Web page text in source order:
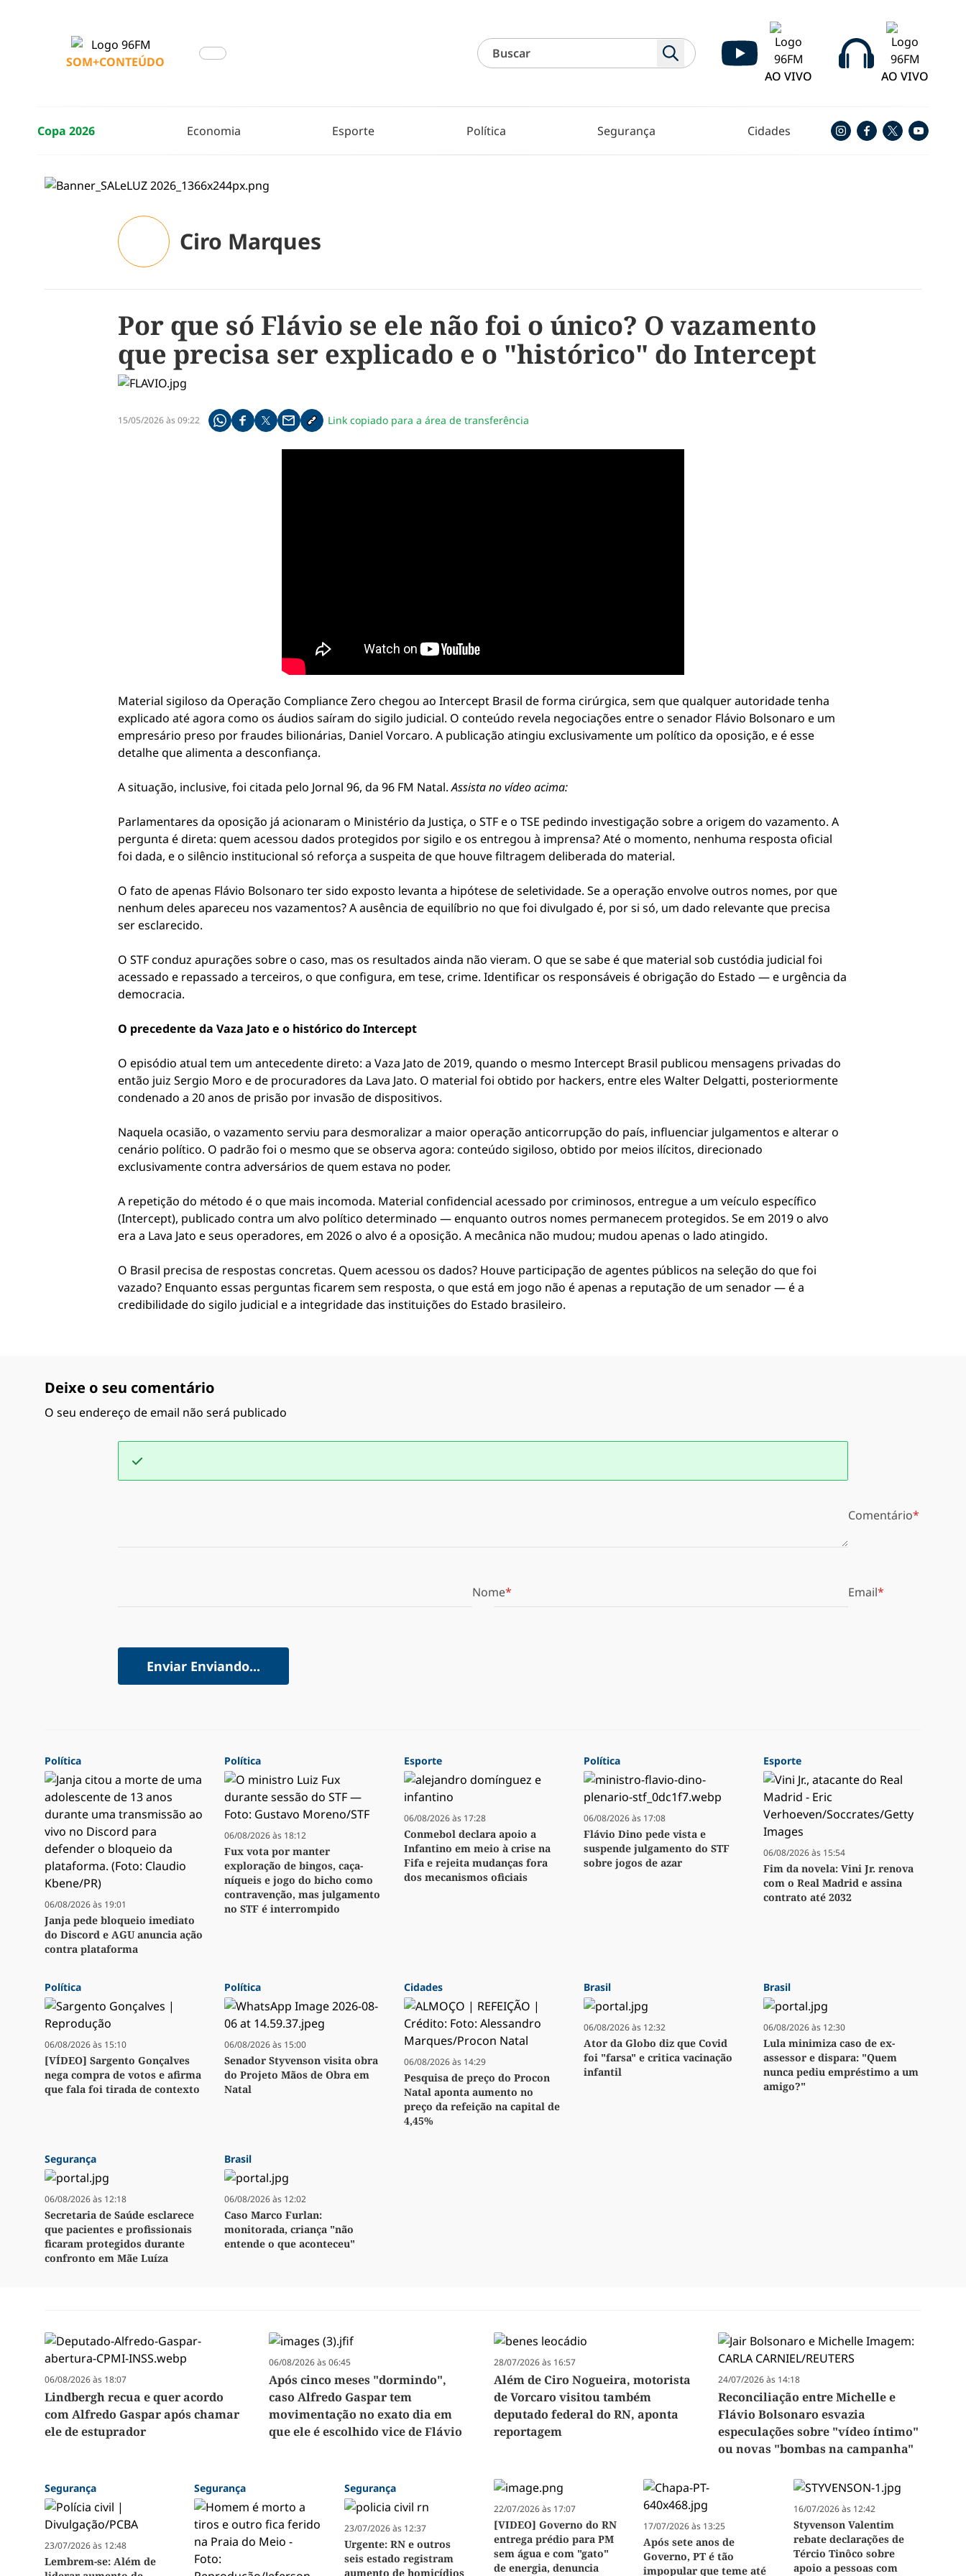
SOM+CONTEÚDO
AO VIVO
AO VIVO
Copa 2026 Economia Esporte Política Segurança Cidades
Ciro Marques
Por que só Flávio se ele não foi o único? O vazamento
que precisa ser explicado e o "histórico" do Intercept
15/05/2026 às 09:22 Compartilhe pelo whatsapp
Compartilhar no facebook
Compartilhar no twitter
Compartilhe pelo email
Copiar link da notícia
Link copiado para a área de transferência
Material sigiloso da Operação Compliance Zero chegou ao Intercept Brasil de forma cirúrgica, sem que qualquer autoridade tenha
explicado até agora como os áudios saíram do sigilo judicial. O conteúdo revela negociações entre o senador Flávio Bolsonaro e um
empresário preso por fraudes bilionárias, Daniel Vorcaro. A publicação atingiu exclusivamente um político da oposição, e é esse
detalhe que alimenta a desconfiança.
A situação, inclusive, foi citada pelo Jornal 96, da 96 FM Natal.Assista no vídeo acima:
Parlamentares da oposição já acionaram o Ministério da Justiça, o STF e o TSE pedindo investigação sobre a origem do vazamento. A
pergunta é direta: quem acessou dados protegidos por sigilo e os entregou à imprensa? Até o momento, nenhuma resposta oficial
foi dada, e o silêncio institucional só reforça a suspeita de que houve filtragem deliberada do material.
O fato de apenas Flávio Bolsonaro ter sido exposto levanta a hipótese de seletividade. Se a operação envolve outros nomes, por que
nenhum deles apareceu nos vazamentos? A ausência de equilíbrio no que foi divulgado é, por si só, um dado relevante que precisa
ser esclarecido.
O STF conduz apurações sobre o caso, mas os resultados ainda não vieram. O que se sabe é que material sob custódia judicial foi
acessado e repassado a terceiros, o que configura, em tese, crime. Identificar os responsáveis é obrigação do Estado — e urgência da
democracia.
O precedente da Vaza Jato e o histórico do Intercept
O episódio atual tem um antecedente direto: a Vaza Jato de 2019, quando o mesmo Intercept Brasil publicou mensagens privadas do
então juiz Sergio Moro e de procuradores da Lava Jato. O material foi obtido por hackers, entre eles Walter Delgatti, posteriormente
condenado a 20 anos de prisão por invasão de dispositivos.
Naquela ocasião, o vazamento serviu para desmoralizar a maior operação anticorrupção do país, influenciar julgamentos e alterar o
cenário político. O padrão foi o mesmo que se observa agora: conteúdo sigiloso, obtido por meios ilícitos, direcionado
exclusivamente contra adversários de quem estava no poder.
A repetição do método é o que mais incomoda. Material confidencial acessado por criminosos, entregue a um veículo específico
(Intercept), publicado contra um alvo político determinado — enquanto outros nomes permanecem protegidos. Se em 2019 o alvo
era a Lava Jato e seus operadores, em 2026 o alvo é a oposição. A mecânica não mudou; mudou apenas o lado atingido.
O Brasil precisa de respostas concretas. Quem acessou os dados? Houve participação de agentes públicos na seleção do que foi
vazado? Enquanto essas perguntas ficarem sem resposta, o que está em jogo não é apenas a reputação de um senador — é a
credibilidade do sigilo judicial e a integridade das instituições do Estado brasileiro.
Deixe o seu comentário
O seu endereço de email não será publicado
Comentário
Nome Email
Enviar Enviando...
Política
06/08/2026 às 19:01
Janja pede bloqueio imediato
do Discord e AGU anuncia ação
contra plataforma
Política
06/08/2026 às 18:12
Fux vota por manter
exploração de bingos, caça-
níqueis e jogo do bicho como
contravenção, mas julgamento
no STF é interrompido
Esporte
06/08/2026 às 17:28
Conmebol declara apoio a
Infantino em meio à crise na
Fifa e rejeita mudanças fora
dos mecanismos oficiais
Política
06/08/2026 às 17:08
Flávio Dino pede vista e
suspende julgamento do STF
sobre jogos de azar
Esporte
06/08/2026 às 15:54
Fim da novela: Vini Jr. renova
com o Real Madrid e assina
contrato até 2032
Política
06/08/2026 às 15:10
[VÍDEO] Sargento Gonçalves
nega compra de votos e afirma
que fala foi tirada de contexto
Política
06/08/2026 às 15:00
Senador Styvenson visita obra
do Projeto Mãos de Obra em
Natal
Cidades
06/08/2026 às 14:29
Pesquisa de preço do Procon
Natal aponta aumento no
preço da refeição na capital de
4,45%
Brasil
06/08/2026 às 12:32
Ator da Globo diz que Covid
foi "farsa" e critica vacinação
infantil
Brasil
06/08/2026 às 12:30
Lula minimiza caso de ex-
assessor e dispara: "Quem
nunca pediu empréstimo a um
amigo?"
Segurança
06/08/2026 às 12:18
Secretaria de Saúde esclarece
que pacientes e profissionais
ficaram protegidos durante
confronto em Mãe Luíza
Brasil
06/08/2026 às 12:02
Caso Marco Furlan:
monitorada, criança "não
entende o que aconteceu"
06/08/2026 às 18:07
Lindbergh recua e quer acordo
com Alfredo Gaspar após chamar
ele de estuprador
06/08/2026 às 06:45
Após cinco meses "dormindo",
caso Alfredo Gaspar tem
movimentação no exato dia em
que ele é escolhido vice de Flávio
28/07/2026 às 16:57
Além de Ciro Nogueira, motorista
de Vorcaro visitou também
deputado federal do RN, aponta
reportagem
24/07/2026 às 14:18
Reconciliação entre Michelle e
Flávio Bolsonaro esvazia
especulações sobre "vídeo íntimo"
ou novas "bombas na campanha"
Segurança
23/07/2026 às 12:48
Lembrem-se: Além de
Segurança Segurança
23/07/2026 às 12:37
Urgente: RN e outros
seis estado registram
aumento de homicídios
22/07/2026 às 17:07
[VIDEO] Governo do RN
entrega prédio para PM
sem água e com "gato"
de energia, denuncia
17/07/2026 às 13:25
Após sete anos de
Governo, PT é tão
impopular que teme até
16/07/2026 às 12:42
Styvenson Valentim
rebate declarações de
Tércio Tinôco sobre
apoio a pessoas com